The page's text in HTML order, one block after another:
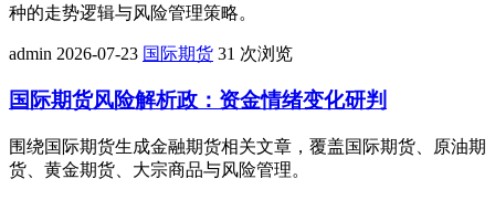
种的走势逻辑与风险管理策略。
admin 2026-07-23 国际期货 31 次浏览
国际期货风险解析政：资金情绪变化研判
围绕国际期货生成金融期货相关文章，覆盖国际期货、原油期
货、黄金期货、大宗商品与风险管理。